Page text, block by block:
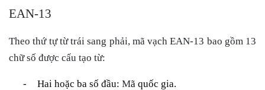
EAN-13
Theo thứ tự từ trái sang phải, mã vạch EAN-13 bao gồm 13
chữ số được cấu tạo từ:
- Hai hoặc ba số đầu: Mã quốc gia.